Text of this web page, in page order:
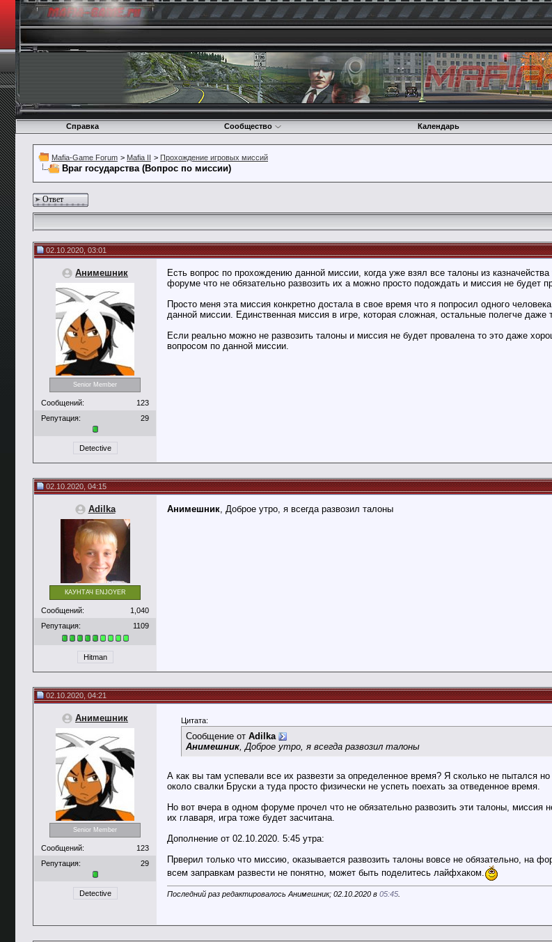
Справка Сообщество Календарь
Mafia-Game Forum > Mafia II > Прохождение игровых миссий
Враг государства (Вопрос по миссии)
Ответ
02.10.2020, 03:01
Анимешник
Senior Member
Сообщений:
123
Репутация:
29
Detective
Есть вопрос по прохождению данной миссии, когда уже взял все талоны из
форуме что не обязательно развозить их а можно просто подождать и миссия не будет
Просто меня эта миссия конкретно достала в свое время что я попросил одного
данной миссии. Единственная миссия в игре, которая сложная, остальные полегче
Если реально можно не развозить талоны и миссия не будет провалена то это даже
вопросом по данной миссии.
02.10.2020, 04:15
Adilka
КАУНТАЧ ENJOYER
Сообщений:
1,040
Репутация:
1109
Hitman
Анимешник, Доброе утро, я всегда развозил талоны
02.10.2020, 04:21
Анимешник
Senior Member
Сообщений:
123
Репутация:
29
Detective
Цитата:
Сообщение от Adilka
Анимешник, Доброе утро, я всегда развозил талоны
А как вы там успевали все их развезти за определенное время? Я сколько не пытался
около свалки Бруски а туда просто физически не успеть поехать за отведенное время.
Но вот вчера в одном форуме прочел что не обязательно развозить эти талоны,
их главаря, игра тоже будет засчитана.
Дополнение от 02.10.2020. 5:45 утра:
Прверил только что миссию, оказывается развозить талоны вовсе не обязательно, на
всем заправкам развести не понятно, может быть поделитесь лайфхаком.
Последний раз редактировалось Анимешник; 02.10.2020 в 05:45